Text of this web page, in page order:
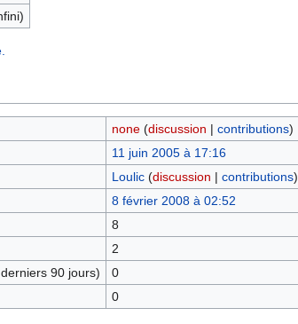
none (discussion | contributions)
11 juin 2005 à 17:16
Loulic (discussion | contributions)
8 février 2008 à 02:52
8
2
90 jours)
0
0